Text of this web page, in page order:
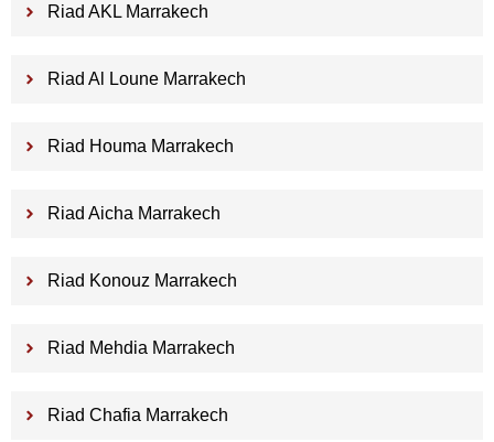
Riad AKL Marrakech
Riad Al Loune Marrakech
Riad Houma Marrakech
Riad Aicha Marrakech
Riad Konouz Marrakech
Riad Mehdia Marrakech
Riad Chafia Marrakech